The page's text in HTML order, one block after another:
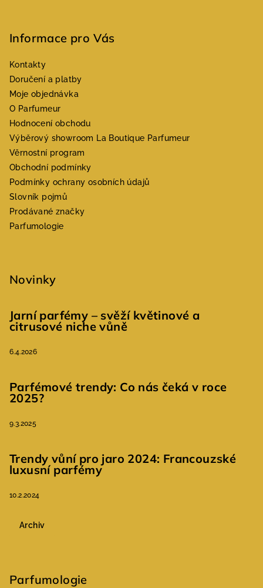
Informace pro Vás
Kontakty
Doručení a platby
Moje objednávka
O Parfumeur
Hodnocení obchodu
Výběrový showroom La Boutique Parfumeur
Věrnostní program
Obchodní podmínky
Podmínky ochrany osobních údajů
Slovník pojmů
Prodávané značky
Parfumologie
Novinky
Jarní parfémy – svěží květinové a
citrusové niche vůně
6.4.2026
Parfémové trendy: Co nás čeká v roce
2025?
9.3.2025
Trendy vůní pro jaro 2024: Francouzské
luxusní parfémy
10.2.2024
Archiv
Parfumologie